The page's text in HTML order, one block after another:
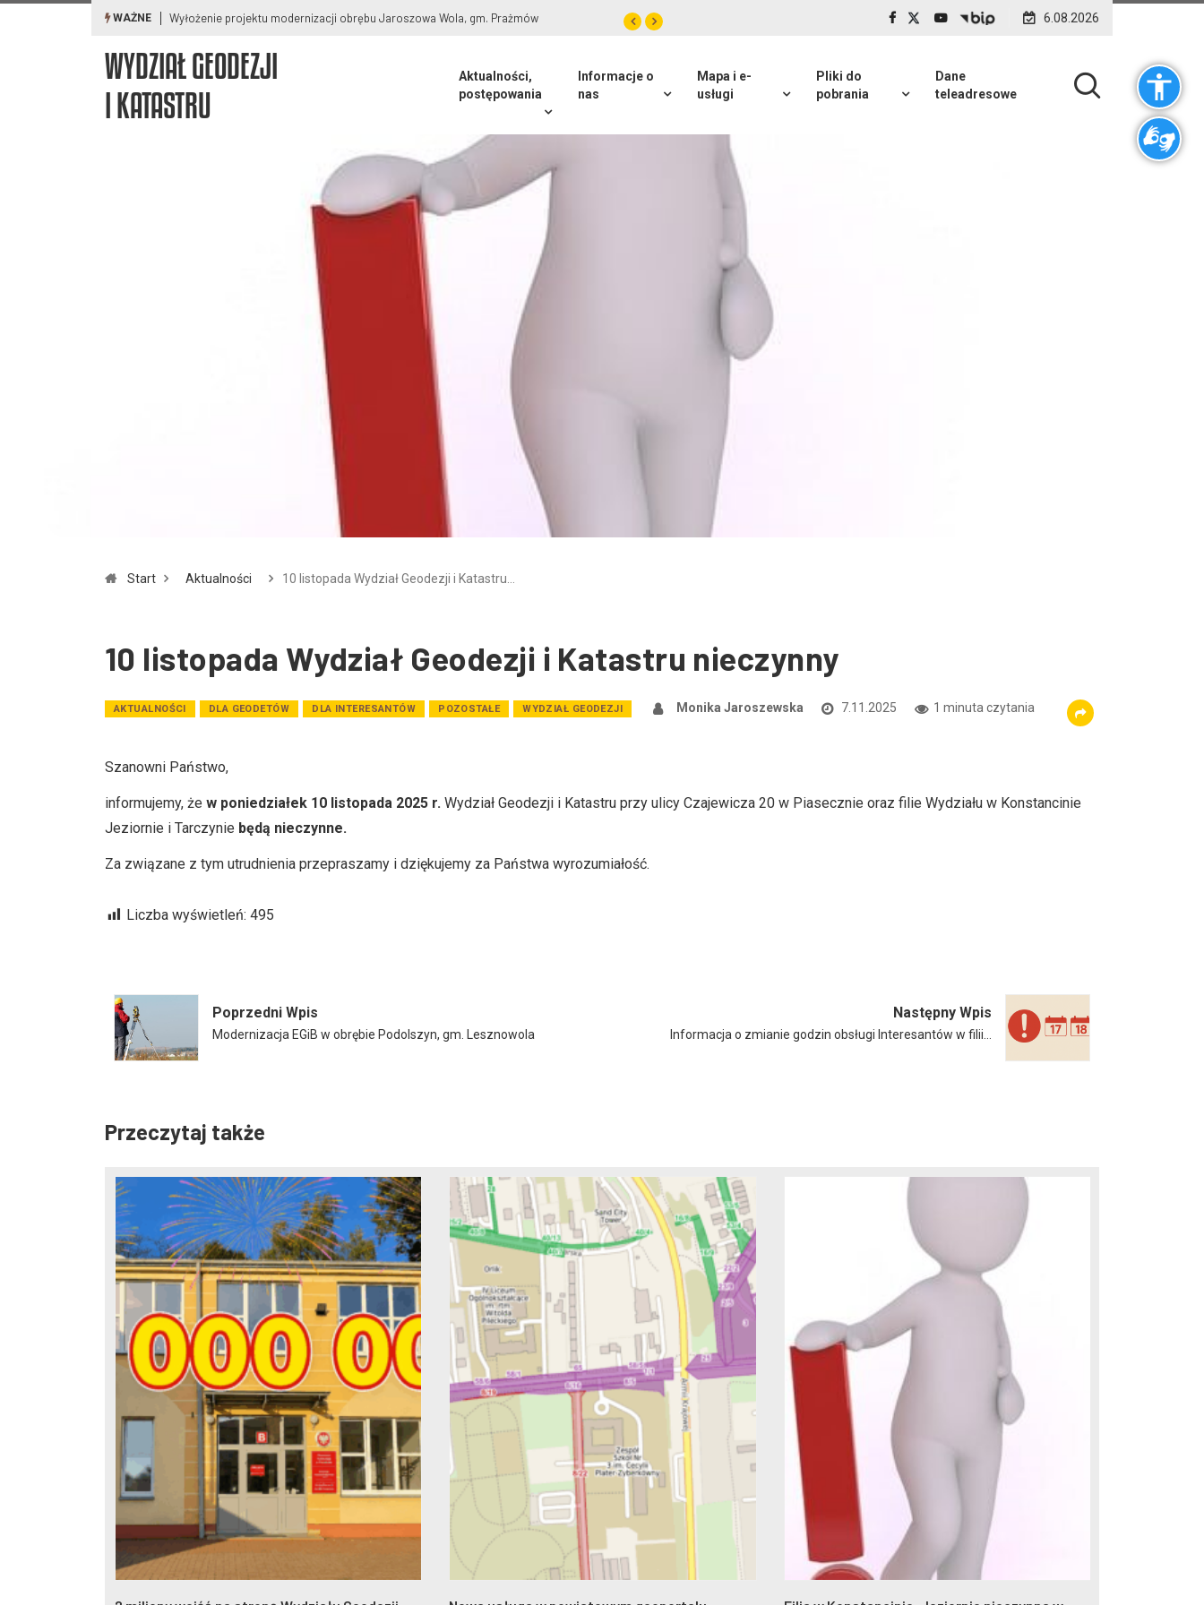
WAŻNE Wyłożenie projektu modernizacji obrębu Jaroszowa Wola, gm. Prażmów 6.08.2026
WYDZIAŁ GEODEZJI
I KATASTRU
Aktualności,
postępowania
Informacje o
nas
Mapa i e-
usługi
Pliki do
pobrania
Dane
teleadresowe
Start Aktualności 10 listopada Wydział Geodezji i Katastru…
10 listopada Wydział Geodezji i Katastru nieczynny
AKTUALNOŚCI DLA GEODETÓW DLA INTERESANTÓW POZOSTAŁE WYDZIAŁ GEODEZJI Monika Jaroszewska 7.11.2025 1 minuta czytania
Szanowni Państwo,
informujemy, że w poniedziałek 10 listopada 2025 r. Wydział Geodezji i Katastru przy ulicy Czajewicza 20 w Piasecznie oraz filie Wydziału w Konstancinie
Jeziornie i Tarczynie będą nieczynne.
Za związane z tym utrudnienia przepraszamy i dziękujemy za Państwa wyrozumiałość.
Liczba wyświetleń: 495
Poprzedni Wpis
Modernizacja EGiB w obrębie Podolszyn, gm. Lesznowola
Następny Wpis
Informacja o zmianie godzin obsługi Interesantów w filii…
Przeczytaj także